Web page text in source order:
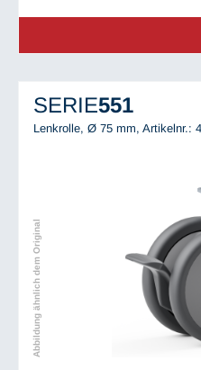
SERIE551
Lenkrolle, Ø 75 mm, Artikelnr.:
Abbildung ähnlich dem Original